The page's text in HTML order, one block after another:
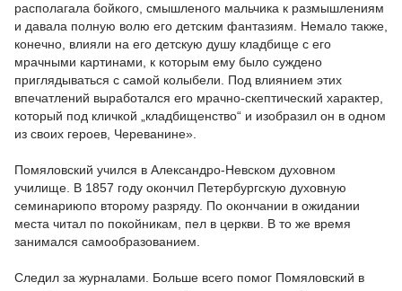
располагала бойкого, смышленого мальчика к размышлениям
и давала полную волю его детским фантазиям. Немало также,
конечно, влияли на его детскую душу кладбище с его
мрачными картинами, к которым ему было суждено
приглядываться с самой колыбели. Под влиянием этих
впечатлений выработался его мрачно-скептический характер,
который под кличкой „кладбищенство“ и изобразил он в одном
из своих героев, Череванине».
Помяловский учился в Александро-Невском духовном
училище. В 1857 году окончил Петербургскую духовную
семинариюпо второму разряду. По окончании в ожидании
места читал по покойникам, пел в церкви. В то же время
занимался самообразованием.
Следил за журналами. Больше всего помог Помяловский в